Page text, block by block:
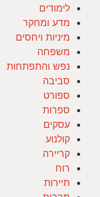
לימודים
מדע ומחקר
מיניות ויחסים
משפחה
נפש והתפתחות
סביבה
ספורט
ספרות
עסקים
קולנוע
קריירה
רוח
תיירות